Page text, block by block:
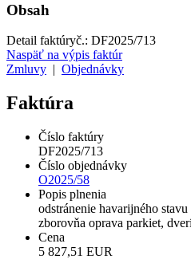
Obsah
Detail faktúryč.: DF2025/713
Naspäť na výpis faktúr
Zmluvy
Objednávky
Faktúra
Číslo faktúry
DF2025/713
Číslo objednávky
O2025/58
Popis plnenia
odstránenie havarijného
zborovňa oprava parkiet,
Cena
5 827,51 EUR